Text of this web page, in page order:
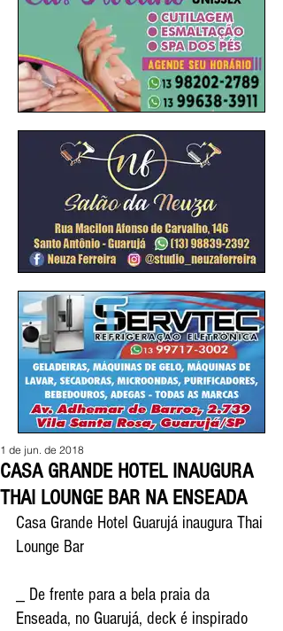
CASA GRANDE HOTEL INAUGURA
THAI LOUNGE BAR NA ENSEADA
1 de jun. de 2018
Casa Grande Hotel Guarujá inaugura Thai
Lounge Bar
_ De frente para a bela praia da
Enseada, no Guarujá, deck é inspirado